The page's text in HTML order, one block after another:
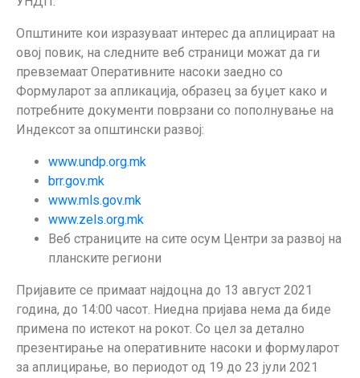
Општините кои изразуваат интерес да аплицираат на
овој повик, на следните веб страници можат да ги
превземаат Оперативните насоки заедно со
Формуларот за апликација, образец за буџет како и
потребните документи поврзани со пополнување на
Индексот за општински развој:
www.undp.org.mk
brr.gov.mk
www.mls.gov.mk
www.zels.org.mk
Веб страниците на сите осум Центри за развој на
планските региони
Пријавите се примаат најдоцна до 13 август 2021
година, до 14:00 часот. Ниедна пријава нема да биде
примена по истекот на рокот. Со цел за детално
презентирање на оперативните насоки и формуларот
за аплицирање, во периодот од 19 до 23 јули 2021